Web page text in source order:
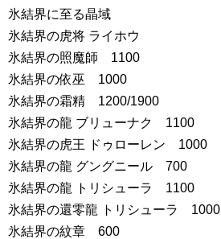
氷結界に至る晶域
氷結界の虎将 ライホウ
氷結界の照魔師 1100
氷結界の依巫 1000
氷結界の霜精 1200/1900
氷結界の龍 ブリューナク 1100
氷結界の虎王 ドゥローレン 1000
氷結界の龍 グングニール 700
氷結界の龍 トリシューラ 1100
氷結界の還零龍 トリシューラ 1000
氷結界の紋章 600